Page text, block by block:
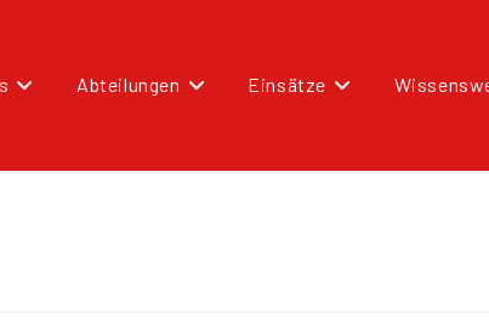
Abteilungen Einsätze